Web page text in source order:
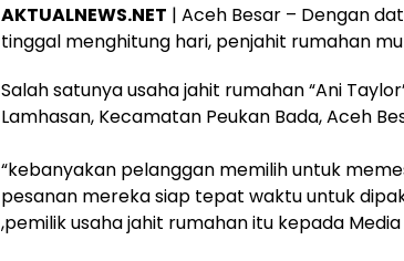
AKTUALNEWS.NET | Aceh Besar – Dengan
tinggal menghitung hari, penjahit rumahan
Salah satunya usaha jahit rumahan “Ani
Lamhasan, Kecamatan Peukan Bada, Aceh
“kebanyakan pelanggan memilih untuk
pesanan mereka siap tepat waktu untuk
,pemilik usaha jahit rumahan itu kepada